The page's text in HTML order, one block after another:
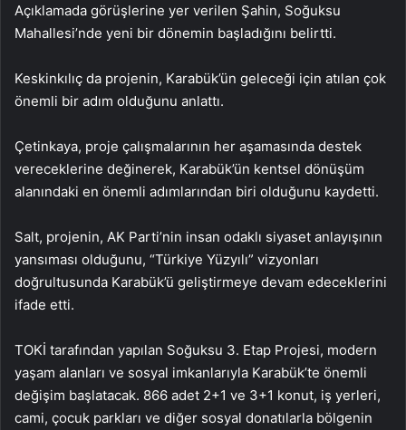
Açıklamada görüşlerine yer verilen Şahin, Soğuksu
Mahallesi’nde yeni bir dönemin başladığını belirtti.
Keskinkılıç da projenin, Karabük’ün geleceği için atılan çok
önemli bir adım olduğunu anlattı.
Çetinkaya, proje çalışmalarının her aşamasında destek
vereceklerine değinerek, Karabük’ün kentsel dönüşüm
alanındaki en önemli adımlarından biri olduğunu kaydetti.
Salt, projenin, AK Parti’nin insan odaklı siyaset anlayışının
yansıması olduğunu, “Türkiye Yüzyılı” vizyonları
doğrultusunda Karabük’ü geliştirmeye devam edeceklerini
ifade etti.
TOKİ tarafından yapılan Soğuksu 3. Etap Projesi, modern
yaşam alanları ve sosyal imkanlarıyla Karabük’te önemli
değişim başlatacak. 866 adet 2+1 ve 3+1 konut, iş yerleri,
cami, çocuk parkları ve diğer sosyal donatılarla bölgenin